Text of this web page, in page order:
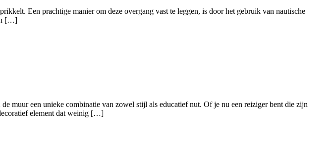
Een prachtige manier om deze overgang vast te leggen, is door het gebruik van nautische
[…]
muur een unieke combinatie van zowel stijl als educatief nut. Of je nu een reiziger bent die zijn
element dat weinig […]